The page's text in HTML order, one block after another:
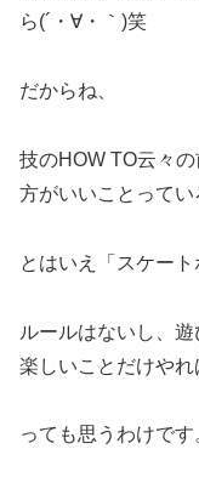
ら(´・∀・｀)笑
だからね、
技のHOW TO云々
方がいいことってい
とはいえ「スケート
ルールはないし、
楽しいことだけやれ
っても思うわけです